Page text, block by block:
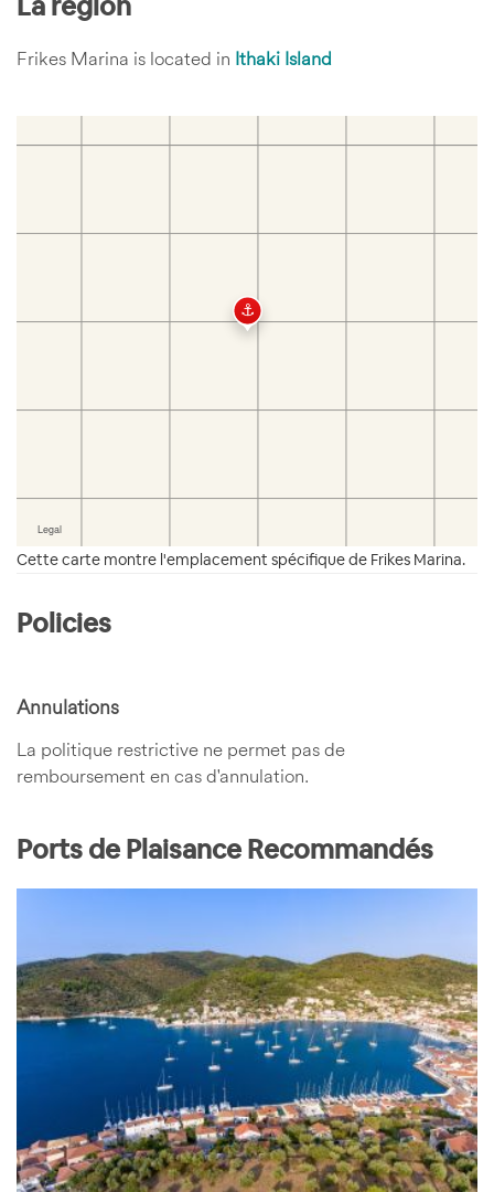
Frikes Marina is located in Ithaki Island
Cette carte montre l'emplacement spécifique de Frikes Marina.
Policies
Annulations
La politique restrictive ne permet pas de
remboursement en cas d'annulation.
Ports de Plaisance Recommandés